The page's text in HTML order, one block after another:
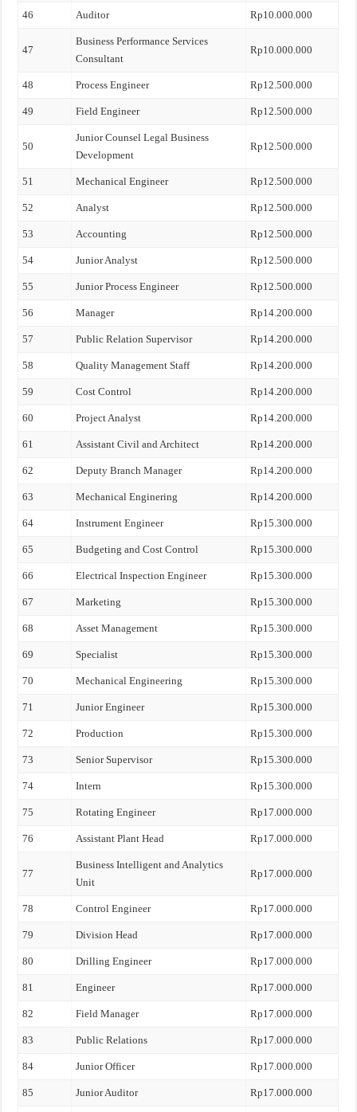
46 Auditor Rp10.000.000
47
Business Performance Services
Consultant
Rp10.000.000
48 Process Engineer Rp12.500.000
49 Field Engineer Rp12.500.000
50
Junior Counsel Legal Business
Development
Rp12.500.000
51 Mechanical Engineer Rp12.500.000
52 Analyst Rp12.500.000
53 Accounting Rp12.500.000
54 Junior Analyst Rp12.500.000
55 Junior Process Engineer Rp12.500.000
56 Manager Rp14.200.000
57 Public Relation Supervisor Rp14.200.000
58 Quality Management Staff Rp14.200.000
59 Cost Control Rp14.200.000
60 Project Analyst Rp14.200.000
61 Assistant Civil and Architect Rp14.200.000
62 Deputy Branch Manager Rp14.200.000
63 Mechanical Enginering Rp14.200.000
64 Instrument Engineer Rp15.300.000
65 Budgeting and Cost Control Rp15.300.000
66 Electrical Inspection Engineer Rp15.300.000
67 Marketing Rp15.300.000
68 Asset Management Rp15.300.000
69 Specialist Rp15.300.000
70 Mechanical Engineering Rp15.300.000
71 Junior Engineer Rp15.300.000
72 Production Rp15.300.000
73 Senior Supervisor Rp15.300.000
74 Intern Rp15.300.000
75 Rotating Engineer Rp17.000.000
76 Assistant Plant Head Rp17.000.000
77
Business Intelligent and Analytics
Unit
Rp17.000.000
78 Control Engineer Rp17.000.000
79 Division Head Rp17.000.000
80 Drilling Engineer Rp17.000.000
81 Engineer Rp17.000.000
82 Field Manager Rp17.000.000
83 Public Relations Rp17.000.000
84 Junior Officer Rp17.000.000
85 Junior Auditor Rp17.000.000